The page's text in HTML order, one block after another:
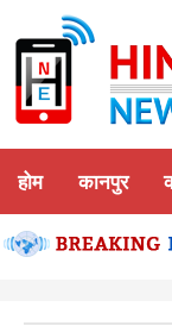
होम कानपुर
पूजन कानपुर-